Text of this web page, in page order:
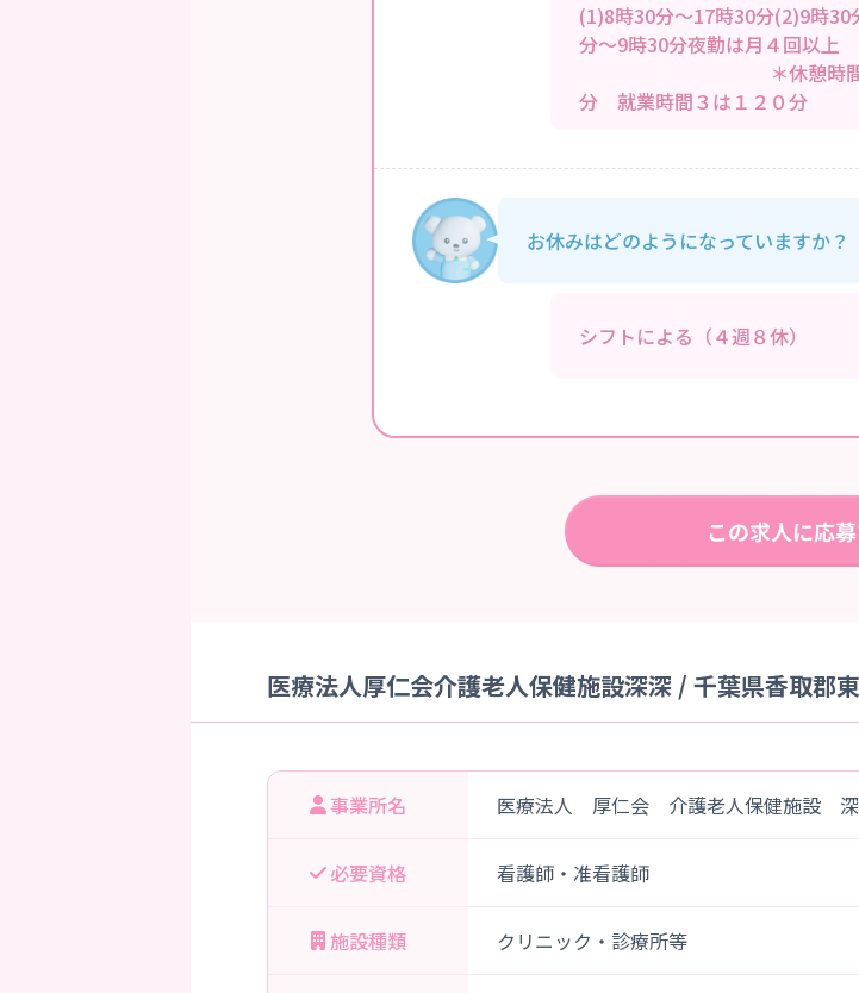
(1)8時30分～17時30分(2)9時
分～9時30分夜勤
＊休憩時間：就業
分 就業時間３は１２０分
お休みはどのようになっていますか？
シフトによる（４週８休）
医療法人厚仁会介護老人保健施設深深 / 千葉県香取郡
事業所名 医療法人 厚仁会 介護老人保健施設
必要資格 看護師・准看護師
施設種類 クリニック・診療所等